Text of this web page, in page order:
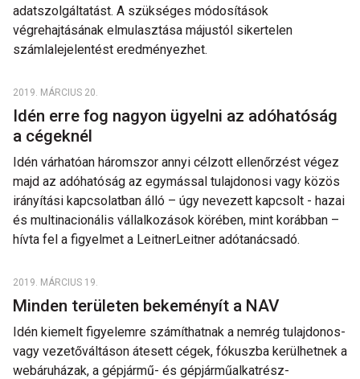
adatszolgáltatást. A szükséges módosítások
végrehajtásának elmulasztása májustól sikertelen
számlalejelentést eredményezhet.
2019. MÁRCIUS 20.
Idén erre fog nagyon ügyelni az adóhatóság
a cégeknél
Idén várhatóan háromszor annyi célzott ellenőrzést végez
majd az adóhatóság az egymással tulajdonosi vagy közös
irányítási kapcsolatban álló – úgy nevezett kapcsolt - hazai
és multinacionális vállalkozások körében, mint korábban –
hívta fel a figyelmet a LeitnerLeitner adótanácsadó.
2019. MÁRCIUS 19.
Minden területen bekeményít a NAV
Idén kiemelt figyelemre számíthatnak a nemrég tulajdonos-
vagy vezetőváltáson átesett cégek, fókuszba kerülhetnek a
webáruházak, a gépjármű- és gépjárműalkatrész-